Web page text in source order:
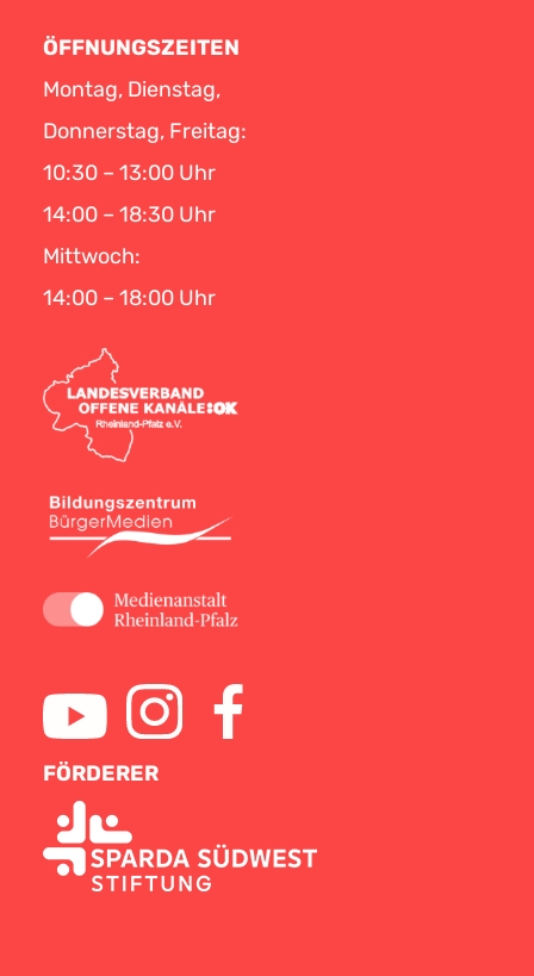
ÖFFNUNGSZEITEN
Montag, Dienstag,
Donnerstag, Freitag:
10:30 – 13:00 Uhr
14:00 – 18:30 Uhr
Mittwoch:
14:00 – 18:00 Uhr
FÖRDERER